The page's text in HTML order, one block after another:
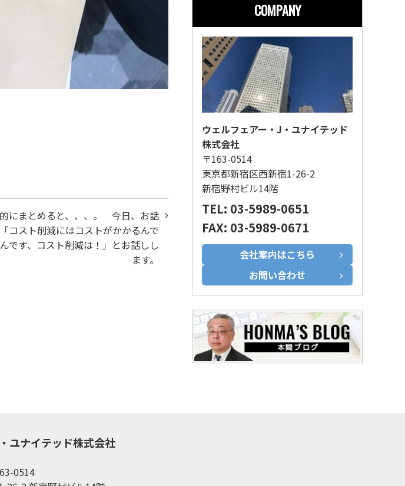
にまとめると、、、。 今日、お話
コスト削減にはコストがかかるんで
です、コスト削減は！」とお話しし
ます。
COMPANY
ウェルフェアー・J・ユナイテッド
株式会社
〒163-0514
東京都新宿区西新宿1-26-2
新宿野村ビル14階
TEL: 03-5989-0651
FAX: 03-5989-0671
会社案内はこちら
お問い合わせ
ユナイテッド株式会社
0514